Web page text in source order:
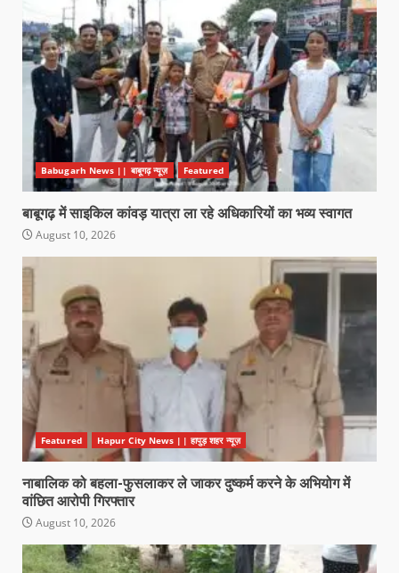
Babugarh News || बाबूगढ़ न्यूज़ Featured
बाबूगढ़ में साइकिल कांवड़ यात्रा ला रहे अधिकारियों का भव्य स्वागत
August 10, 2026
Featured Hapur City News || हापुड़ शहर न्यूज़
नाबालिक को बहला-फुसलाकर ले जाकर दुष्कर्म करने के अभियोग में
वांछित आरोपी गिरफ्तार
August 10, 2026